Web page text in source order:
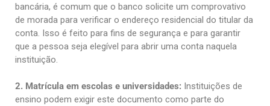
bancária, é comum que o banco solicite um comprovativo
de morada para verificar o endereço residencial do titular da
conta. Isso é feito para fins de segurança e para garantir
que a pessoa seja elegível para abrir uma conta naquela
instituição.
2. Matrícula em escolas e universidades: Instituições de
ensino podem exigir este documento como parte do